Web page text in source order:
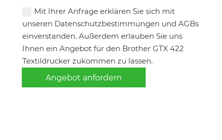
Mit Ihrer Anfrage erklären Sie sich mit
unseren Datenschutzbestimmungen und AGBs
einverstanden. Außerdem erlauben Sie uns
Ihnen ein Angebot für den Brother GTX 422
Textildrucker zukommen zu lassen.
Angebot anfordern